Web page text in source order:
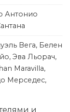
Антонио
Вега, Белен
Эва Льорач,
Maravilla,
Мерседес,
и